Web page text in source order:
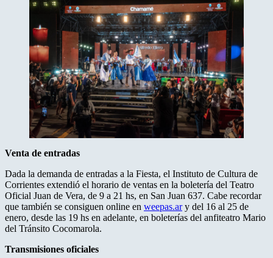
Venta de entradas
Dada la demanda de entradas a la Fiesta, el Instituto de Cultura de
Corrientes extendió el horario de ventas en la boletería del Teatro
Oficial Juan de Vera, de 9 a 21 hs, en San Juan 637. Cabe recordar
que también se consiguen online en weepas.ary del 16 al 25 de
enero, desde las 19 hs en adelante, en boleterías del anfiteatro Mario
del Tránsito Cocomarola.
Transmisiones oficiales